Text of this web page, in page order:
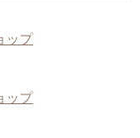
ップ
ップ